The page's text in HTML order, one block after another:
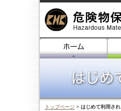
トップページ > はじめて利用さ